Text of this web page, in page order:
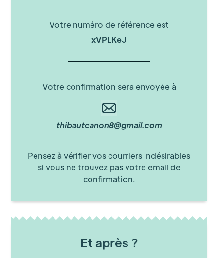
Votre numéro de référence est
xVPLKeJ
Votre confirmation sera envoyée à
thibautcanon8@gmail.com
Pensez à vérifier vos courriers indésirables
si vous ne trouvez pas votre email de
confirmation.
Et après ?